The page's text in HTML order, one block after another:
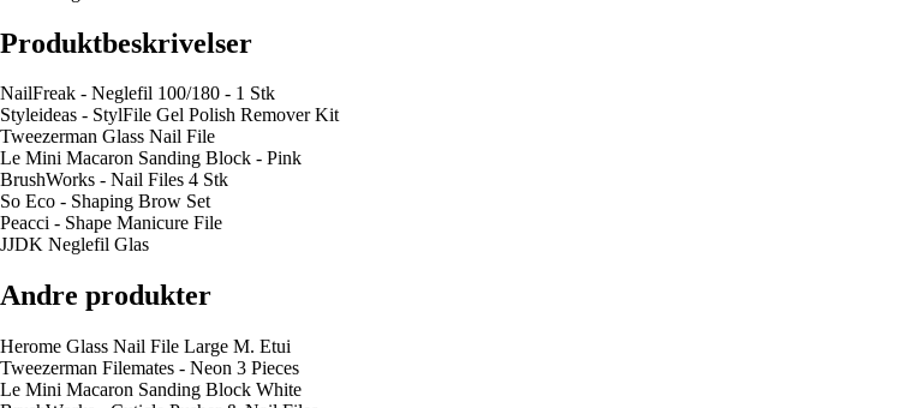
Produktbeskrivelser
NailFreak - Neglefil 100/180 - 1 Stk
Styleideas - StylFile Gel Polish Remover Kit
Tweezerman Glass Nail File
Le Mini Macaron Sanding Block - Pink
BrushWorks - Nail Files 4 Stk
So Eco - Shaping Brow Set
Peacci - Shape Manicure File
JJDK Neglefil Glas
Andre produkter
Herome Glass Nail File Large M. Etui
Tweezerman Filemates - Neon 3 Pieces
Le Mini Macaron Sanding Block White